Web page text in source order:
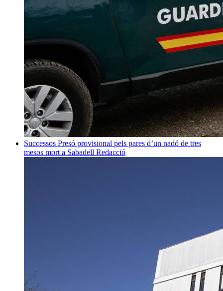
Successos Presó provisional pels pares d’un nadó de tres
mesos mort a Sabadell Redacció